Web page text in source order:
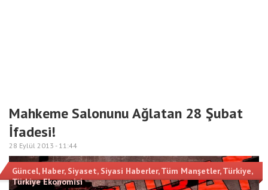
Mahkeme Salonunu Ağlatan 28 Şubat
İfadesi!
28 Eylül 2013 - 11:44
Güncel, Haber, Siyaset, Siyasi Haberler,Tüm Manşetler,Türkiye,
Türkiye Ekonomisi